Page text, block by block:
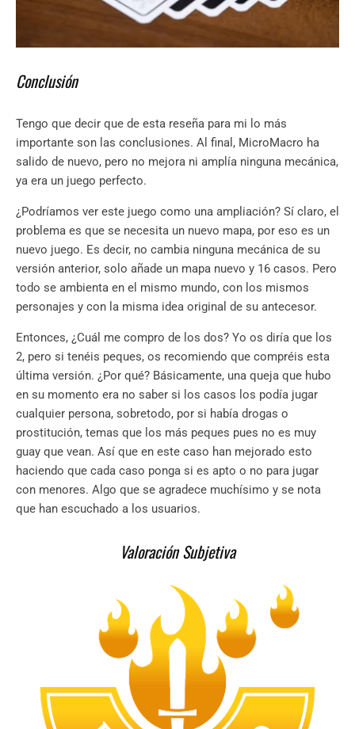
Conclusión
Tengo que decir que de esta reseña para mi lo más
importante son las conclusiones. Al final, MicroMacro ha
salido de nuevo, pero no mejora ni amplía ninguna mecánica,
ya era un juego perfecto.
¿Podríamos ver este juego como una ampliación? Sí claro, el
problema es que se necesita un nuevo mapa, por eso es un
nuevo juego. Es decir, no cambia ninguna mecánica de su
versión anterior, solo añade un mapa nuevo y 16 casos. Pero
todo se ambienta en el mismo mundo, con los mismos
personajes y con la misma idea original de su antecesor.
Entonces, ¿Cuál me compro de los dos? Yo os diría que los
2, pero si tenéis peques, os recomiendo que compréis esta
última versión. ¿Por qué? Básicamente, una queja que hubo
en su momento era no saber si los casos los podía jugar
cualquier persona, sobretodo, por si había drogas o
prostitución, temas que los más peques pues no es muy
guay que vean. Así que en este caso han mejorado esto
haciendo que cada caso ponga si es apto o no para jugar
con menores. Algo que se agradece muchísimo y se nota
que han escuchado a los usuarios.
Valoración Subjetiva